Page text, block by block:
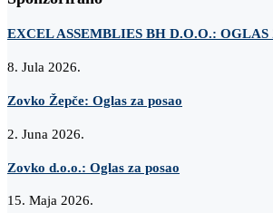
EXCEL ASSEMBLIES BH D.O.O.: OGLAS
8. Jula 2026.
Zovko Žepče: Oglas za posao
2. Juna 2026.
Zovko d.o.o.: Oglas za posao
15. Maja 2026.